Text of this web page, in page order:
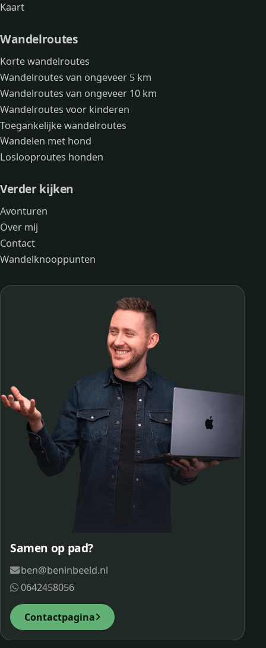
Kaart
Wandelroutes
Korte wandelroutes
Wandelroutes van ongeveer 5 km
Wandelroutes van ongeveer 10 km
Wandelroutes voor kinderen
Toegankelijke wandelroutes
Wandelen met hond
Loslooproutes honden
Verder kijken
Avonturen
Over mij
Contact
Wandelknooppunten
Samen op pad?
ben@beninbeeld.nl
0642458056
Contactpagina